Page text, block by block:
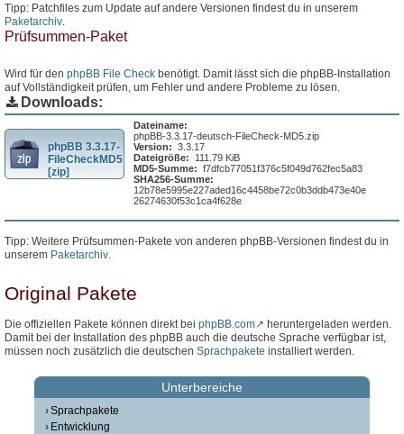
Tipp: Patchfiles zum Update auf andere Versionen findest du in unserem
Paketarchiv
Prüfsummen-Paket
Wird für den phpBB File Check benötigt. Damit lässt sich die phpBB-Installation
auf Vollständigkeit prüfen, um Fehler und andere Probleme zu lösen.
Downloads:
phpBB 3.3.17-
FileCheckMD5
[zip]
Dateiname:
phpBB-3.3.17-deutsch-FileCheck-MD5.zip
Version: 3.3.17
Dateigröße:
111.79 KiB
MD5-Summe: f7dfcb77051f376c5f049d762fec5a83
SHA256-Summe:
12b78e5995e227aded16c4458be72c0b3ddb473e40e
26274630f53c1ca4f628e
Tipp: Weitere Prüfsummen-Pakete von anderen phpBB-Versionen findest du in
unserem Paketarchiv.
Original Pakete
Die offiziellen Pakete können direkt bei phpBB.com
heruntergeladen werden.
Damit bei der Installation des phpBB auch die deutsche Sprache verfügbar ist,
müssen noch zusätzlich die deutschen Sprachpakete installiert werden.
Unterbereiche
Sprachpakete
Entwicklung